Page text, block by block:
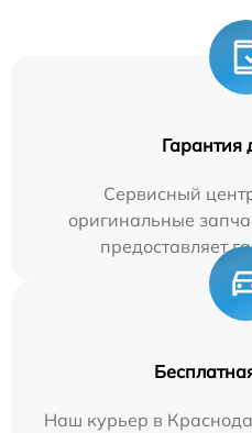
Гарантия
Сервисный
оригинальные
предоставляет
Наш курьер в